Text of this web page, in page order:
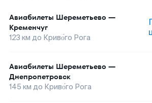
Авиабилеты Шереметьево —
Кременчуг
123 км до Криво́го Рога
Авиабилеты Шереметьево —
Днепропетровск
145 км до Криво́го Рога